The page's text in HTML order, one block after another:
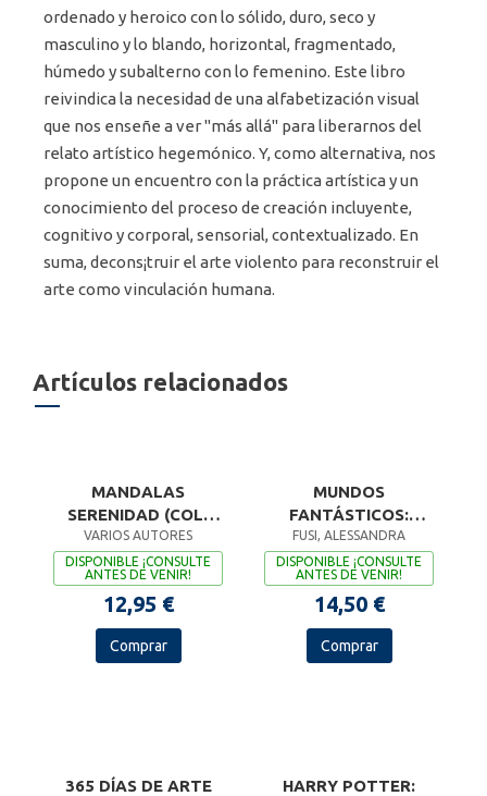
ordenado y heroico con lo sólido, duro, seco y
masculino y lo blando, horizontal, fragmentado,
húmedo y subalterno con lo femenino. Este libro
reivindica la necesidad de una alfabetización visual
que nos enseñe a ver "más allá" para liberarnos del
relato artístico hegemónico. Y, como alternativa, nos
propone un encuentro con la práctica artística y un
conocimiento del proceso de creación incluyente,
cognitivo y corporal, sensorial, contextualizado. En
suma, decons¡truir el arte violento para reconstruir el
arte como vinculación humana.
Artículos relacionados
MANDALAS
SERENIDAD (COL.
HOBBIES)
VARIOS AUTORES
DISPONIBLE ¡CONSULTE
ANTES DE VENIR!
12,95 €
Comprar
MUNDOS
FANTÁSTICOS:
LIBRO DE COLOREAR
FUSI, ALESSANDRA
DISPONIBLE ¡CONSULTE
ANTES DE VENIR!
14,50 €
Comprar
365 DÍAS DE ARTE
HARRY POTTER: